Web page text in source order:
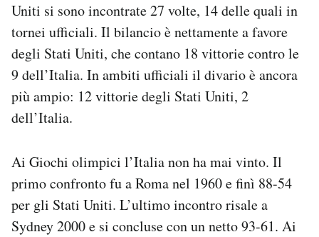
Uniti si sono incontrate 27 volte, 14 delle quali in
tornei ufficiali. Il bilancio è nettamente a favore
degli Stati Uniti, che contano 18 vittorie contro le
9 dell’Italia. In ambiti ufficiali il divario è ancora
più ampio: 12 vittorie degli Stati Uniti, 2
dell’Italia.
Ai Giochi olimpici l’Italia non ha mai vinto. Il
primo confronto fu a Roma nel 1960 e finì 88-54
per gli Stati Uniti. L’ultimo incontro risale a
Sydney 2000 e si concluse con un netto 93-61. Ai